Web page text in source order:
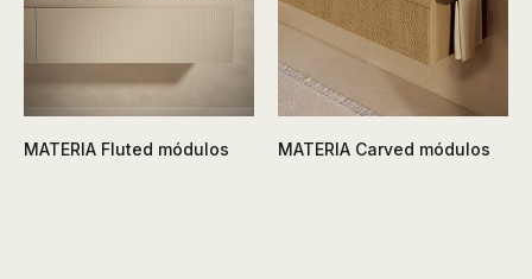
MATERIA Fluted módulos MATERIA Carved módulos